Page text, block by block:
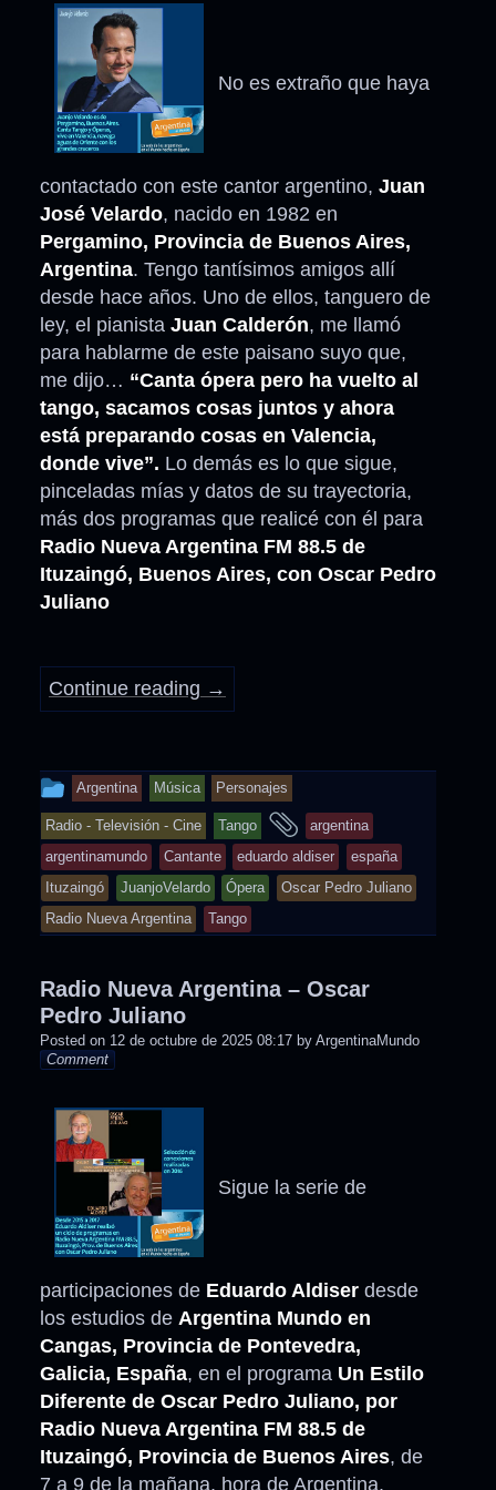
No es extraño que haya
contactado con este cantor argentino, Juan
José Velardo, nacido en 1982 en
Pergamino, Provincia de Buenos Aires,
Argentina. Tengo tantísimos amigos allí
desde hace años. Uno de ellos, tanguero de
ley, el pianista Juan Calderón, me llamó
para hablarme de este paisano suyo que,
me dijo… “Canta ópera pero ha vuelto al
tango, sacamos cosas juntos y ahora
está preparando cosas en Valencia,
donde vive”. Lo demás es lo que sigue,
pinceladas mías y datos de su trayectoria,
más dos programas que realicé con él para
Radio Nueva Argentina FM 88.5 de
Ituzaingó, Buenos Aires, con Oscar Pedro
Juliano
Continue reading →
This
entry
was
posted
in
Argentina Música Personajes
Radio - Televisión - Cine Tango
and
tagged
argentina
argentinamundo
Cantante eduardo aldiser
españa
Ituzaingó
JuanjoVelardo Ópera
Oscar Pedro Juliano
Radio Nueva Argentina
Tango
Radio Nueva Argentina – Oscar
Pedro Juliano
Posted on 12 de octubre de 2025 08:17 by ArgentinaMundo
Comment
Sigue la serie de
participaciones de Eduardo Aldiser desde
los estudios de Argentina Mundo en
Cangas, Provincia de Pontevedra,
Galicia, España, en el programa Un Estilo
Diferente de Oscar Pedro Juliano, por
Radio Nueva Argentina FM 88.5 de
Ituzaingó, Provincia de Buenos Aires, de
7 a 9 de la mañana, hora de Argentina.